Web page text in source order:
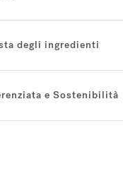
degli ingredienti
e Sostenibilità